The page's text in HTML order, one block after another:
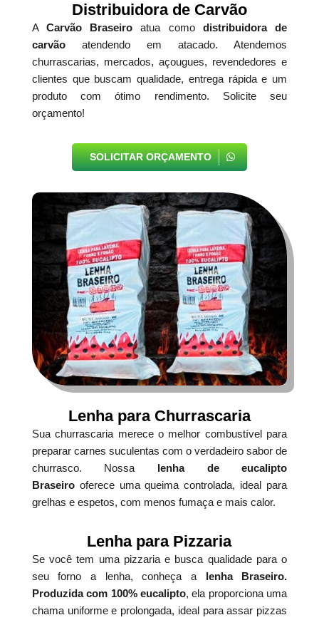
Distribuidora de Carvão
ACarvão Braseiro atua como distribuidora de
carvãoatendendo em atacado. Atendemos
churrascarias, mercados, açougues, revendedores e
clientes que buscam qualidade, entrega rápida e um
produto com ótimo rendimento. Solicite seu
orçamento!
SOLICITAR ORÇAMENTO
Lenha para Churrascaria
Sua churrascaria merece o melhor combustível para
preparar carnes suculentas com o verdadeiro sabor de
churrasco. Nossa lenha de eucalipto
Braseirooferece uma queima controlada, ideal para
grelhas e espetos, com menos fumaça e mais calor.
Lenha para Pizzaria
Se você tem uma pizzaria e busca qualidade para o
seu forno a lenha, conheça a lenha Braseiro.
Produzida com 100% eucalipto, ela proporciona uma
chama uniforme e prolongada, ideal para assar pizzas